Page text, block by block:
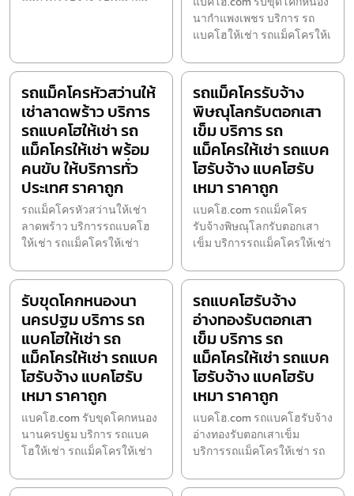
นากำแพงเพชร บริการ รถ
แบคโฮให้เช่า รถแม็คโครให้เ
รถแม็คโครหัวสว่านให้
เช่าลาดพร้าว บริการ
รถแบคโฮให้เช่า รถ
แม็คโครให้เช่า พร้อม
คนขับ ให้บริการทั่ว
ประเทศ ราคาถูก
รถแม็คโครหัวสว่านให้เช่า
ลาดพร้าว บริการรถแบคโฮ
ให้เช่า รถแม็คโครให้เช่า
รถแม็คโครรับจ้าง
พิษณุโลกรับตอกเสา
เข็ม บริการ รถ
แม็คโครให้เช่า รถแบค
โฮรับจ้าง แบคโฮรับ
เหมา ราคาถูก
แบคโฮ.com รถแม็คโคร
รับจ้างพิษณุโลกรับตอกเสา
เข็ม บริการรถแม็คโครให้เช่า
รับขุดโคกหนองนา
นครปฐม บริการ รถ
แบคโฮให้เช่า รถ
แม็คโครให้เช่า รถแบค
โฮรับจ้าง แบคโฮรับ
เหมา ราคาถูก
แบคโฮ.com รับขุดโคกหนอง
นานครปฐม บริการ รถแบค
โฮให้เช่า รถแม็คโครให้เช่า
รถแบคโฮรับจ้าง
อ่างทองรับตอกเสา
เข็ม บริการ รถ
แม็คโครให้เช่า รถแบค
โฮรับจ้าง แบคโฮรับ
เหมา ราคาถูก
แบคโฮ.com รถแบคโฮรับจ้าง
อ่างทองรับตอกเสาเข็ม
บริการรถแม็คโครให้เช่า รถ